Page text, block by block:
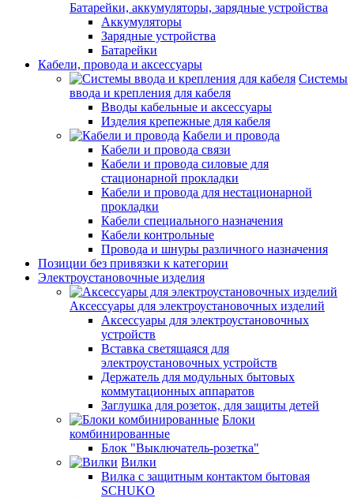
Батарейки, аккумуляторы, зарядные устройства
Аккумуляторы
Зарядные устройства
Батарейки
Кабели, провода и аксессуары
Системы
ввода и крепления для кабеля
Вводы кабельные и аксессуары
Изделия крепежные для кабеля
Кабели и провода
Кабели и провода связи
Кабели и провода силовые для
стационарной прокладки
Кабели и провода для нестационарной
прокладки
Кабели специального назначения
Кабели контрольные
Провода и шнуры различного назначения
Позиции без привязки к категории
Электроустановочные изделия
Аксессуары для электроустановочных изделий
Аксессуары для электроустановочных
устройств
Вставка светящаяся для
электроустановочных устройств
Держатель для модульных бытовых
коммутационных аппаратов
Заглушка для розеток, для защиты детей
Блоки
комбинированные
Блок "Выключатель-розетка"
Вилки
Вилка с защитным контактом бытовая
SCHUKO